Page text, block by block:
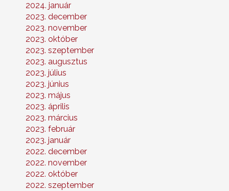
2024. január
2023. december
2023. november
2023. október
2023. szeptember
2023. augusztus
2023. július
2023. június
2023. május
2023. április
2023. március
2023. február
2023. január
2022. december
2022. november
2022. október
2022. szeptember